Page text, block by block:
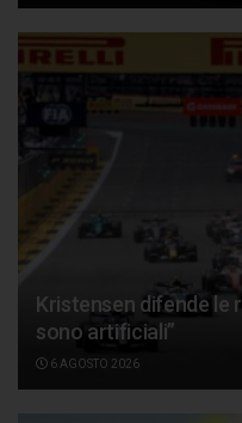
Kristensen difende le
sono artificiali”
6 AGOSTO 2026